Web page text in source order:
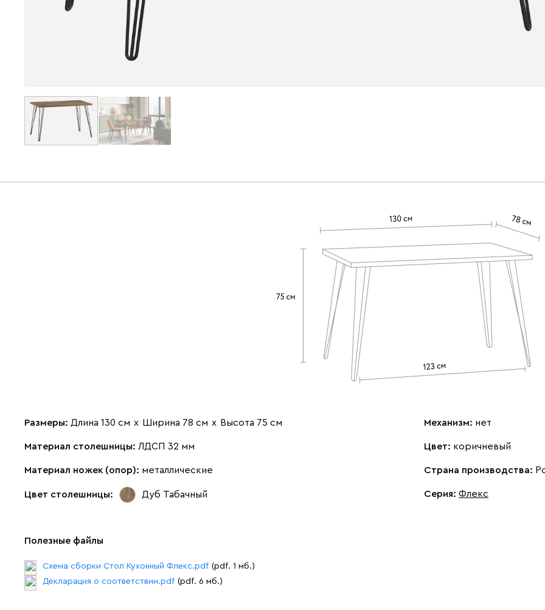
Размеры: Длина 130 см х Ширина 78 см х Высота 75 см
Материал столешницы: ЛДСП 32 мм
Материал ножек (опор): металлические
Цвет столешницы: Дуб Табачный
Механизм: нет
Цвет: коричневый
Страна производства:
Серия: Флекс
Полезные файлы
Схема сборки Стол Кухонный Флекс.pdf (pdf. 1 мб.)
Декларация о соответствии.pdf (pdf. 6 мб.)